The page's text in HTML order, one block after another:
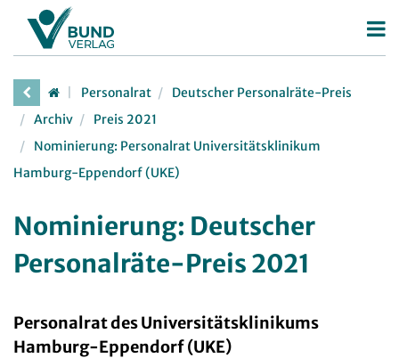
Betriebsrat
Betriebsratswahl
Betriebsratsarbeit
Mitbestimmung
Beschäftigtendatenschutz
Deutscher Betriebsrätepreis
Personalrat
Deutscher Personalräte-Preis
Personalratsarbeit
Personalvertretungsrecht
Beschäftigtendatenschutz
Lexikon
Personalrat
Deutscher Personalräte-Preis
Archiv
Preis 2021
Nominierung: Personalrat Universitätsklinikum
Hamburg-Eppendorf (UKE)
Nominierung: Deutscher
Personalräte-Preis 2021
Personalrat des Universitätsklinikums
Hamburg-Eppendorf (UKE)